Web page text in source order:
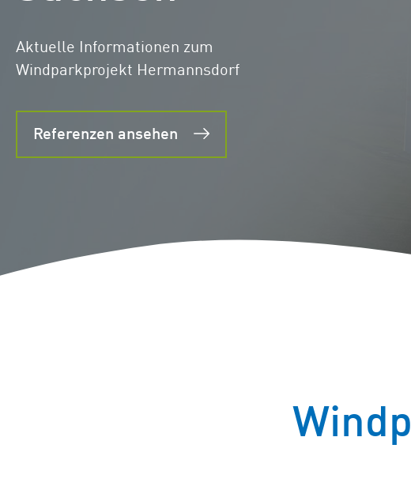
Innovation
Batteriespeicherlösungen
ENERGYNIOUS –
Individuelle
Energielösungen
Aktuelle Informationen zum
Windparkprojekt Hermannsdorf
Referenzen ansehen